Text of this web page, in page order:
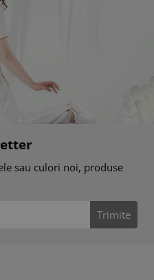
sau culori noi, produse
Trimite